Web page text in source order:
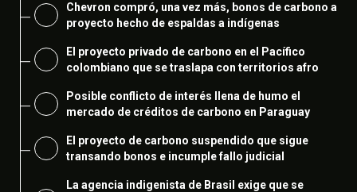
Chevron compró, una vez más, bonos de carbono a
proyecto hecho de espaldas a indígenas
El proyecto privado de carbono en el Pacífico
colombiano que se traslapa con territorios afro
Posible conflicto de interés llena de humo el
mercado de créditos de carbono en Paraguay
El proyecto de carbono suspendido que sigue
transando bonos e incumple fallo judicial
La agencia indigenista de Brasil exige que se